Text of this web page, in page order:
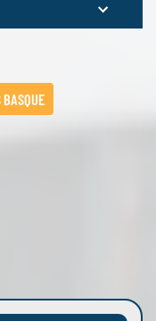
BASQUE